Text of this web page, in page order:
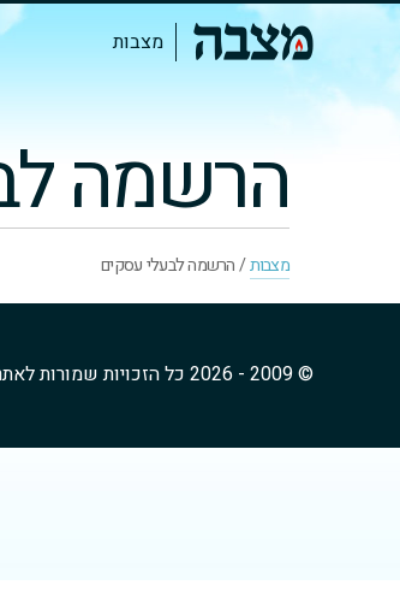
מצבות
הרשמה
מצבות/הרשמה לבעלי עסקים
© 2009 - 2026 כל הזכויות שמורות לאתר מצבות ישראל